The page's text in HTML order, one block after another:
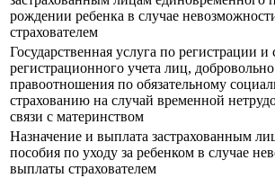
рождении ребенка в случае
страхователем
Государственная услуга по регистрации
регистрационного учета лиц,
правоотношения по обязательному
страхованию на случай временной
связи с материнством
Назначение и выплата застрахованным
пособия по уходу за ребенком в случае
выплаты страхователем